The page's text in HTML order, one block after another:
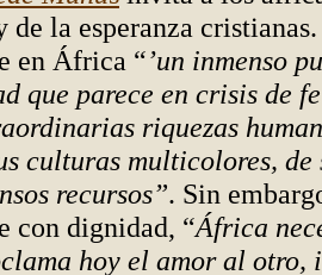
la esperanza
en África “’un inmenso
que parece en crisis de
riquezas
culturas multicolores, de
recursos”. Sin
con dignidad, “África
hoy el amor al otro,